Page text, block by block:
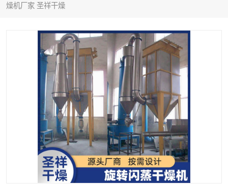
燥机厂家 圣祥干燥
带式干燥机
单锥螺带真空干燥机 沸腾干燥机
方形圆形真空干燥机 真空耙式干燥机
热风循环烘箱 喷雾干燥机
振动流化床干燥机 盘式干燥机